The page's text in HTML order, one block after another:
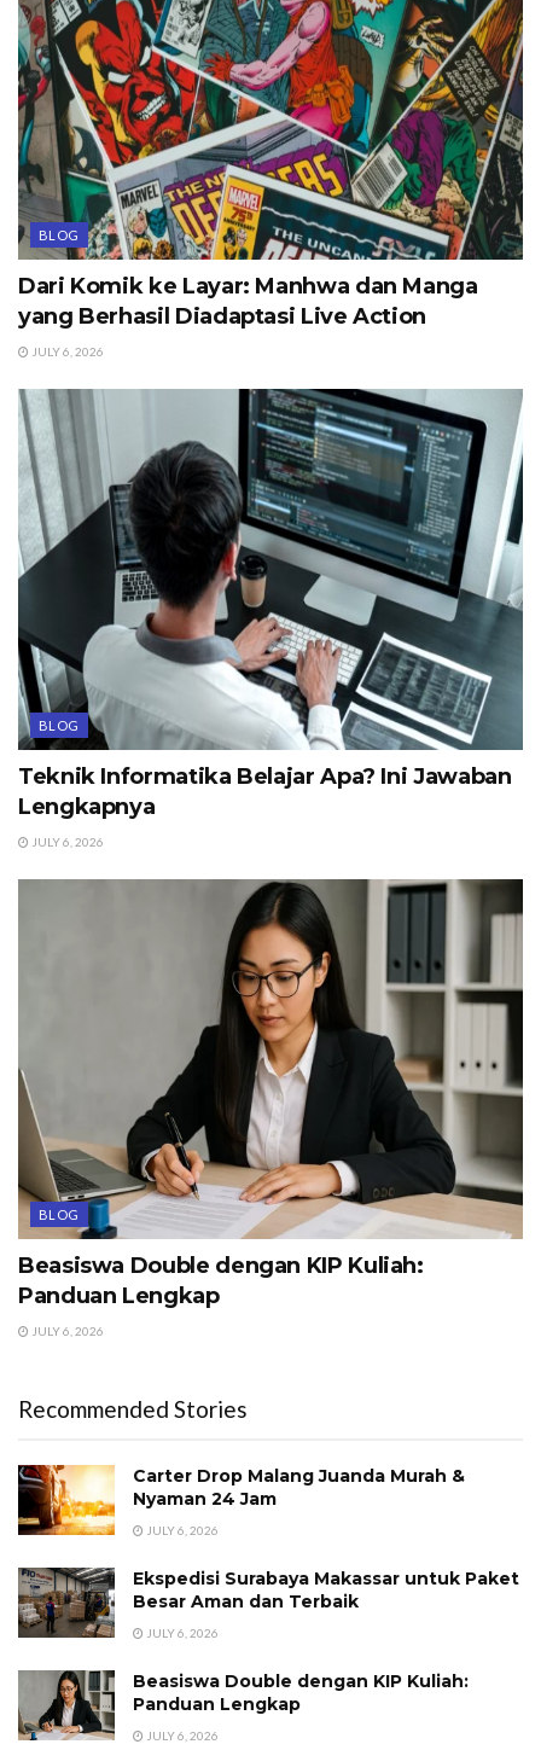
BLOG
Dari Komik ke Layar: Manhwa dan Manga
yang Berhasil Diadaptasi Live Action
JULY 6, 2026
BLOG
Teknik Informatika Belajar Apa? Ini Jawaban
Lengkapnya
JULY 6, 2026
BLOG
Beasiswa Double dengan KIP Kuliah:
Panduan Lengkap
JULY 6, 2026
Recommended Stories
Carter Drop Malang Juanda Murah &
Nyaman 24 Jam
JULY 6, 2026
Ekspedisi Surabaya Makassar untuk Paket
Besar Aman dan Terbaik
JULY 6, 2026
Beasiswa Double dengan KIP Kuliah:
Panduan Lengkap
JULY 6, 2026